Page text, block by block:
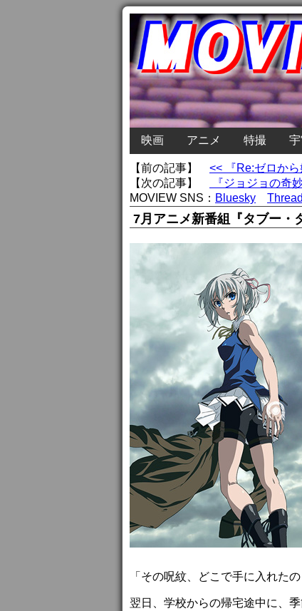
映画 アニメ 特撮
【前の記事】 << 『Re:ゼロか
【次の記事】
『ジョジョの奇
MOVIEW SNS： Bluesky
7月アニメ新番組『タブー・
「その呪紋、どこで手に入れたの
翌日、学校からの帰宅途中に、